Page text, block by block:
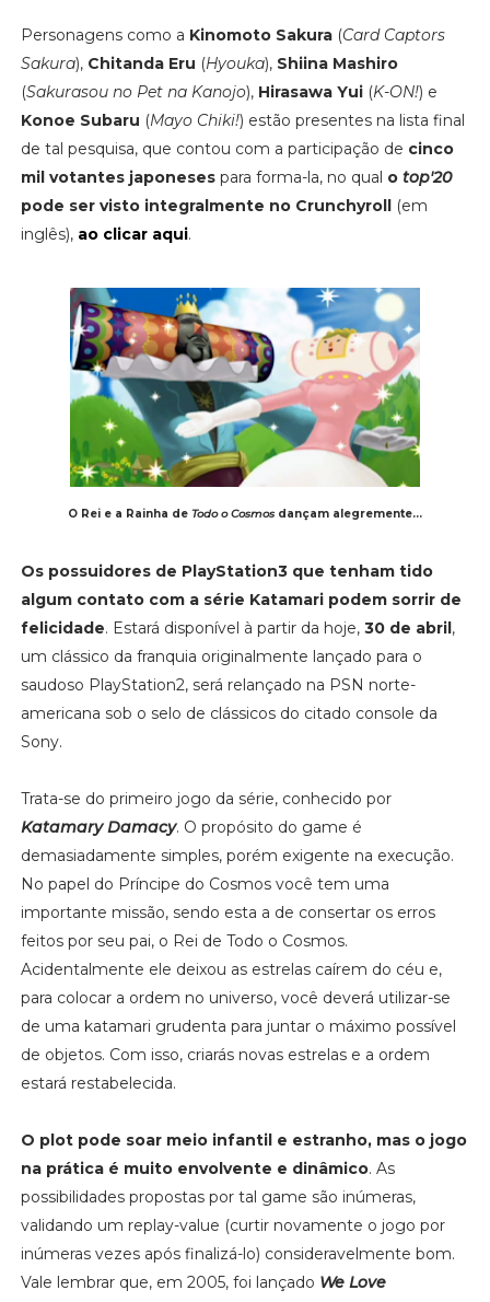
Personagens como a Kinomoto Sakura(Card Captors
Sakura), Chitanda Eru (Hyouka), Shiina Mashiro
(Sakurasou no Pet na Kanojo), Hirasawa Yui(K-ON!) e
Konoe Subaru (Mayo Chiki!) estão presentes na lista final
de tal pesquisa, que contou com a participação de cinco
mil votantes japonesespara forma-la, no qual o top'20
pode ser visto integralmente no Crunchyroll(em
inglês), ao clicar aqui.
O Rei e a Rainha deTodo o Cosmosdançam alegremente...
Os possuidores de PlayStation3 que tenham tido
algum contato com a série Katamari podem sorrir de
felicidade. Estará disponível à partir da hoje, 30 de abril,
um clássico da franquia originalmente lançado para o
saudoso PlayStation2, será relançado na PSN norte-
americana sob o selo de clássicos do citado console da
Sony.
Trata-se do primeiro jogo da série, conhecido por
Katamary Damacy. O propósito do game é
demasiadamente simples, porém exigente na execução.
No papel do Príncipe do Cosmos você tem uma
importante missão, sendo esta a de consertar os erros
feitos por seu pai, o Rei de Todo o Cosmos.
Acidentalmente ele deixou as estrelas caírem do céu e,
para colocar a ordem no universo, você deverá utilizar-se
de uma katamari grudenta para juntar o máximo possível
de objetos. Com isso, criarás novas estrelas e a ordem
estará restabelecida.
O plot pode soar meio infantil e estranho, mas o jogo
na prática é muito envolvente e dinâmico. As
possibilidades propostas por tal game são inúmeras,
validando um replay-value (curtir novamente o jogo por
inúmeras vezes após finalizá-lo) consideravelmente bom.
Vale lembrar que, em 2005, foi lançado We Love